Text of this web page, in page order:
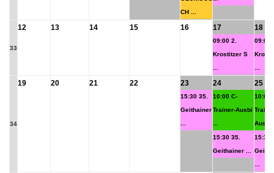
CH ...
33
12 13 14 15 16 17
09:00 2.
Krostitzer S
18
09:00
34
19 20 21 22 23
15:30 35.
Geithainer
24
10:00 C-
Trainer-Ausbi
15:30 35.
Geithainer ...
25
10:00
Ausbi
15:30